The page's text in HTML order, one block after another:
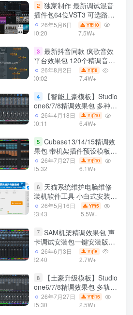
2 独家制作 最新调试混音
插件包64位VST3 可选路径
一键安装550个效果器合集
v3.0 WiN 支持定制
26年5月6日
10:20
Y币10
7.5W+
3 最新抖音同款 疯歌音效
平台效果包 120个精调音效
包+软件自带170个音效
+600个插件 带安装教程全
26年8月2日
00:02
Y币8
7.4W+
4
【智能土豪模板】Studio
one6/7/8精调效果包 多种效
果模式可选 声卡调试好预设
带插件全套文件
26年4月18日
00:11
Y币10
6.4W+
5 Cubase13/14/15精调效
果包 带机架插件预设模板
声卡调试好效果工程文件
26年7月27日
15:32
Y币10
6.1W+
6
天猫系统维护电脑维修
装机软件工具 小白式安装
完全一键安装系统 电脑系统
装机软件 一键重装系统
26年5月16日
23:43
Y币5
5.5W+
7 SAM机架精调效果包 声
卡调试安装包一键安装版模
板 带插件预设效果文件
26年6月3日
22:40
Y币8
2.7W+
8
【土豪升级模板】Studio
one6/7/8精调效果包 多轨道
效果模式可选 声卡调试好预
设模板 带插件全套文件
26年7月27日
15:30
Y币15
2.5W+